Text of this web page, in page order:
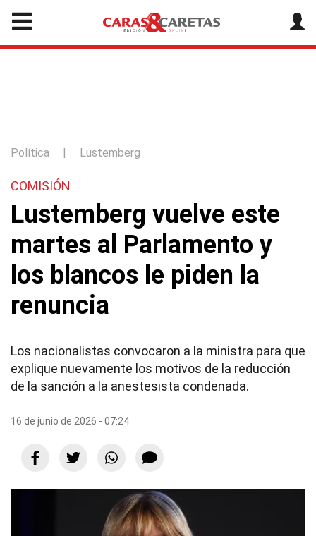
Política | Lustemberg
COMISIÓN
Lustemberg vuelve este
martes al Parlamento y
los blancos le piden la
renuncia
Los nacionalistas convocaron a la ministra para que
explique nuevamente los motivos de la reducción
de la sanción a la anestesista condenada.
16 de junio de 2026 - 07:24